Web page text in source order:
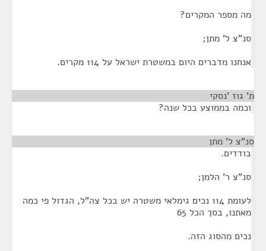
מה מספר המקרים?
סנ"צ ל' מתן;
אנחנו מדברים היום במשטרת ישראל על 114 מקרים.
ת' גוז 'נסקי
וכמה בממוצע בכל שנה?
סנ"צ ל' מתן
בודדים.
סנ"צ ר' הלמן;
לעומת 114 נכים גימלאי משטרה יש בכל צה"ל, הגדול פי כמה
מאתנו, בסך הכל 65
נכים מהסוג הזה.